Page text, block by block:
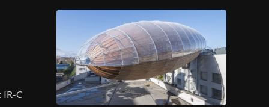
IR-C